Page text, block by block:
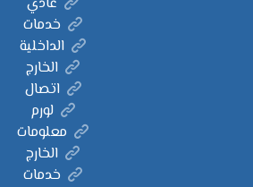
خدمات
الداخلية
الخارج
اتصال
لورم
معلومات
الخارج
خدمات